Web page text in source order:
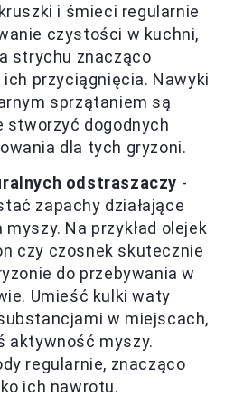
i śmieci regularnie
czystości w kuchni,
strychu znacząco
przyciągnięcia. Nawyki
sprzątaniem są
stworzyć dogodnych
dla tych gryzoni.
odstraszaczy -
zapachy działające
Na przykład olejek
czy czosnek skutecznie
do przebywania w
Umieść kulki waty
w miejscach,
aktywność myszy.
regularnie, znacząco
ich nawrotu.